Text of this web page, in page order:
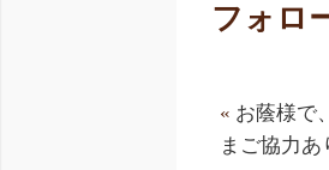
フォロ
« お蔭様で
まご協力あ